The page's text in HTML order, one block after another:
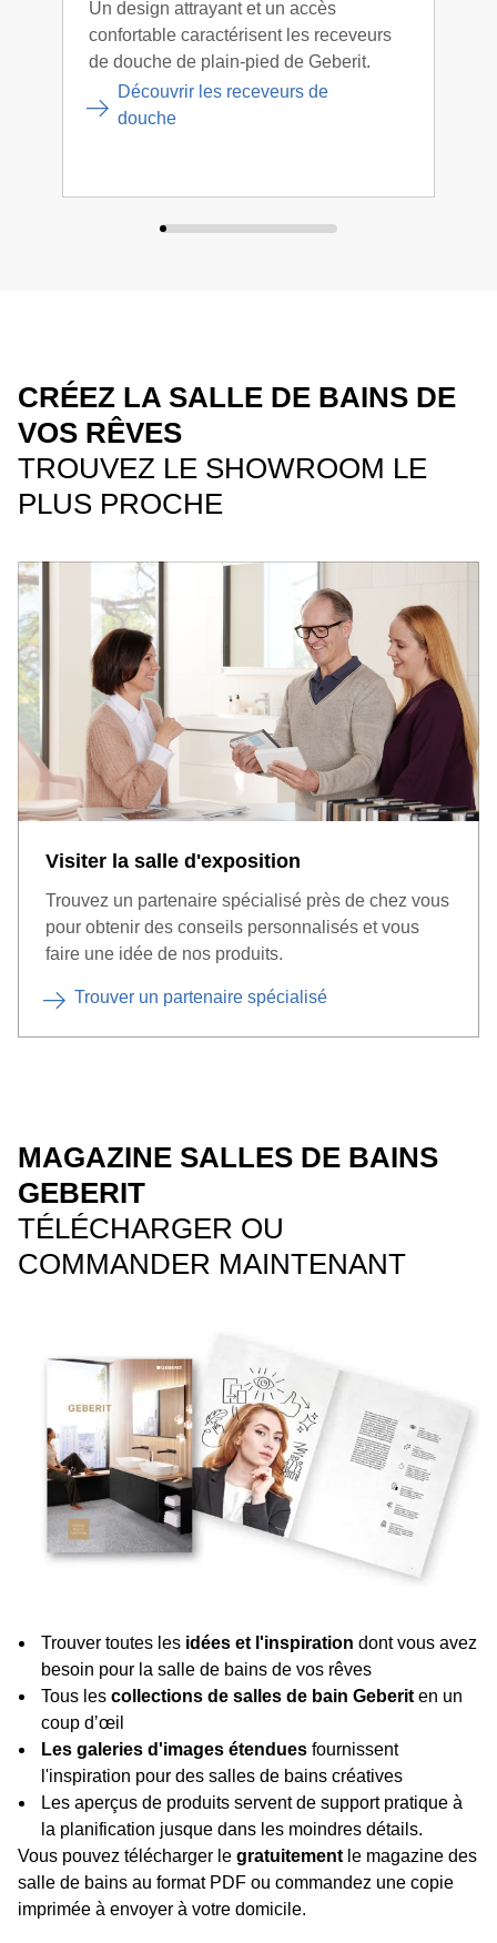
Un design attrayant et un accès
confortable caractérisent les receveurs
de douche de plain-pied de Geberit.
Découvrir les receveurs de
douche
CRÉEZ LA SALLE DE BAINS DE
VOS RÊVES
TROUVEZ LE SHOWROOM LE
PLUS PROCHE
Visiter la salle d'exposition
Trouvez un partenaire spécialisé près de chez vous
pour obtenir des conseils personnalisés et vous
faire une idée de nos produits.
Trouver un partenaire spécialisé
MAGAZINE SALLES DE BAINS
GEBERIT
TÉLÉCHARGER OU
COMMANDER MAINTENANT
Trouver toutes les idées et l'inspiration dont vous avez
besoin pour la salle de bains de vos rêves
Tous les collections de salles de bain Geberit en un
coup dʼœil
Les galeries d'images étendues fournissent
l'inspiration pour des salles de bains créatives
Les aperçus de produits servent de support pratique à
la planification jusque dans les moindres détails.
Vous pouvez télécharger le gratuitement le magazine des
salle de bains au format PDF ou commandez une copie
imprimée à envoyer à votre domicile.